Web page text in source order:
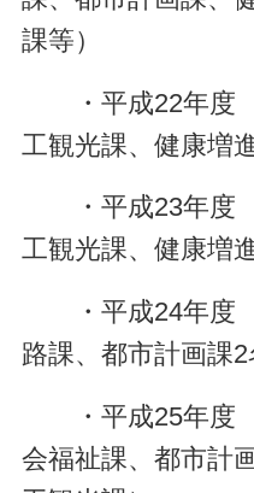
課等）
・平成22年度
工観光課、健康増
・平成23年度
工観光課、健康増
・平成24年度
路課、都市計画課2
・平成25年度
会福祉課、都市計